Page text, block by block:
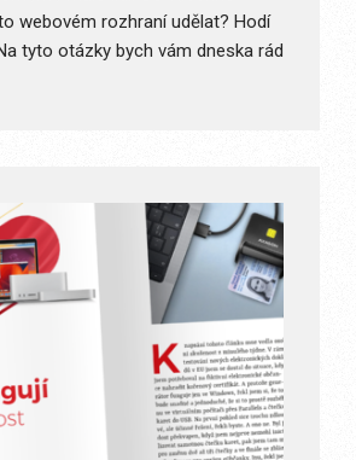
webovém rozhraní udělat? Hodí
tyto otázky bych vám dneska rád